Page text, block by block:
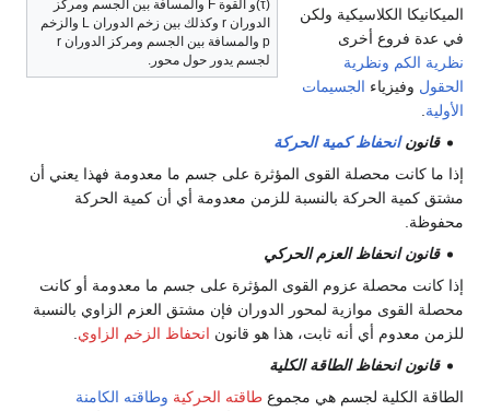
(τ)و القوة F والمسافة بين الجسم ومركز
الدوران r وكذلك بين زخم الدوران L والزخم
p والمسافة بين الجسم ومركز الدوران r
لجسم يدور حول محور.
الميكانيكا الكلاسيكية ولكن
في عدة فروع أخرى
نظرية الكم ونظرية
الحقول وفيزياء الجسيمات
الأولية.
قانونانحفاظ كمية الحركة
إذا ما كانت محصلة القوى المؤثرة على جسم ما معدومة فهذا يعني أن
مشتق كمية الحركة بالنسبة للزمن معدومة أي أن كمية الحركة
محفوظة.
قانون انحفاظ العزم الحركي
إذا كانت محصلة عزوم القوى المؤثرة على جسم ما معدومة أو كانت
محصلة القوى موازية لمحور الدوران فإن مشتق العزم الزاوي بالنسبة
للزمن معدوم أي أنه ثابت، هذا هو قانون انحفاظ الزخم الزاوي.
قانون انحفاظ الطاقة الكلية
الطاقة الكلية لجسم هي مجموع طاقته الحركية وطاقته الكامنة